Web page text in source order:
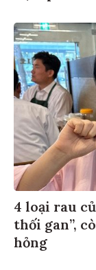
4 loại rau
thối gan”,
hỏng